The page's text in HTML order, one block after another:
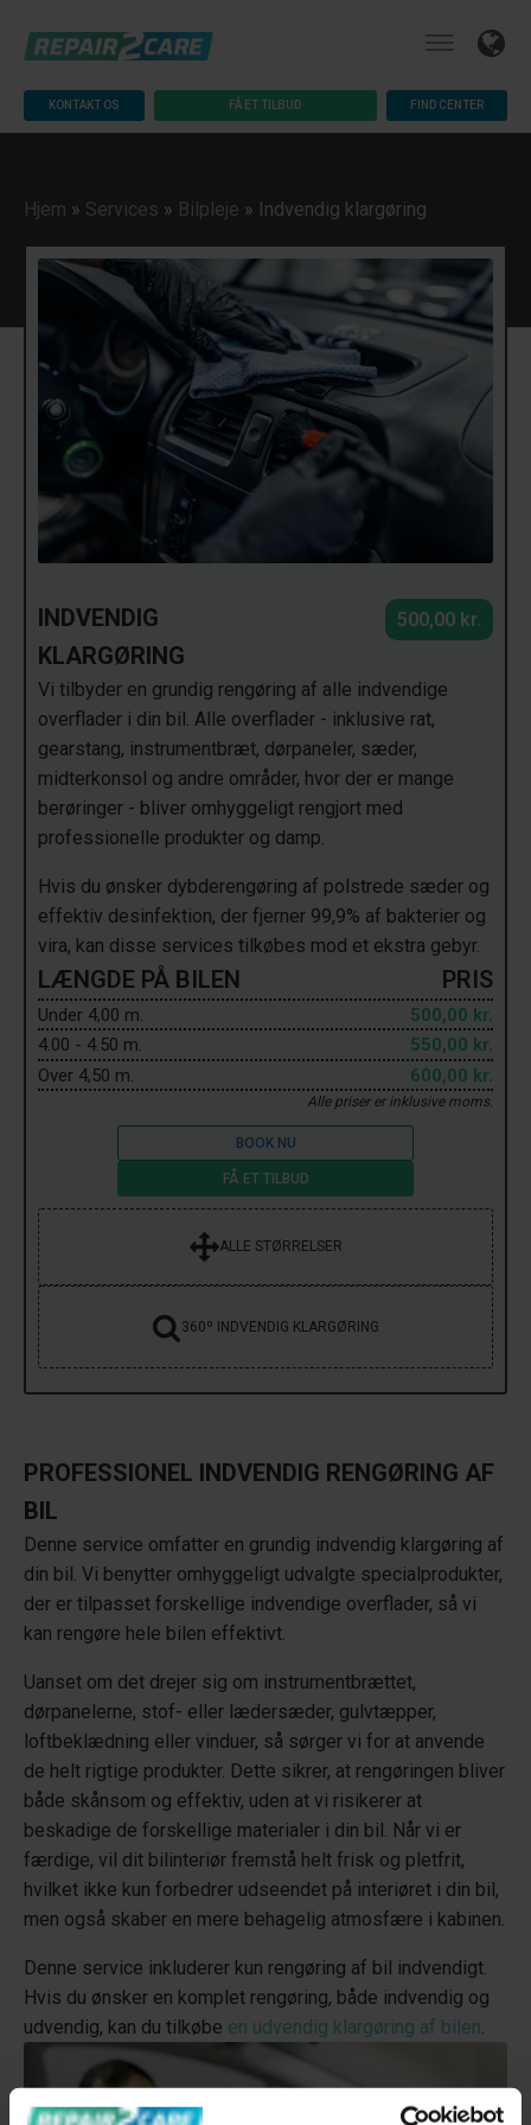
KONTAKT OS FÅ ET TILBUD FIND CENTER
Hjem » Services » Bilpleje » Indvendig klargøring
INDVENDIG
KLARGØRING
500,00 kr.
Vi tilbyder en grundig rengøring af alle indvendige
overflader i din bil. Alle overflader - inklusive rat,
gearstang, instrumentbræt, dørpaneler, sæder,
midterkonsol og andre områder, hvor der er mange
berøringer - bliver omhyggeligt rengjort med
professionelle produkter og damp.
Hvis du ønsker dybderengøring af polstrede sæder og
effektiv desinfektion, der fjerner 99,9% af bakterier og
vira, kan disse services tilkøbes mod et ekstra gebyr.
LÆNGDE PÅ BILEN PRIS
Under 4,00 m.
500,00 kr.
4.00 - 4.50 m.
550,00 kr.
Over 4,50 m.
600,00 kr.
Alle priser er inklusive moms.
BOOK NU
FÅ ET TILBUD
ALLE STØRRELSER
360º INDVENDIG KLARGØRING
PROFESSIONEL INDVENDIG RENGØRING AF
BIL
Denne service omfatter en grundig indvendig klargøring af
din bil. Vi benytter omhyggeligt udvalgte specialprodukter,
der er tilpasset forskellige indvendige overflader, så vi
kan rengøre hele bilen effektivt.
Uanset om det drejer sig om instrumentbrættet,
dørpanelerne, stof- eller lædersæder, gulvtæpper,
loftbeklædning eller vinduer, så sørger vi for at anvende
de helt rigtige produkter. Dette sikrer, at rengøringen bliver
både skånsom og effektiv, uden at vi risikerer at
beskadige de forskellige materialer i din bil. Når vi er
færdige, vil dit bilinteriør fremstå helt frisk og pletfrit,
hvilket ikke kun forbedrer udseendet på interiøret i din bil,
men også skaber en mere behagelig atmosfære i kabinen.
Denne service inkluderer kun rengøring af bil indvendigt.
Hvis du ønsker en komplet rengøring, både indvendig og
udvendig, kan du tilkøbe en udvendig klargøring af bilen.